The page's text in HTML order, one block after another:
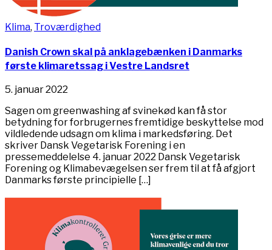
Klima, Troværdighed
Danish Crown skal på anklagebænken i Danmarks
første klimaretssag i Vestre Landsret
5. januar 2022
Sagen om greenwashing af svinekød kan få stor
betydning for forbrugernes fremtidige beskyttelse mod
vildledende udsagn om klima i markedsføring. Det
skriver Dansk Vegetarisk Forening i en
pressemeddelelse 4. januar 2022 Dansk Vegetarisk
Forening og Klimabevægelsen ser frem til at få afgjort
Danmarks første principielle […]